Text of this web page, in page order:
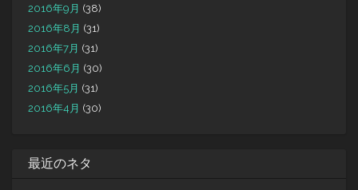
2016年9月 (38)
2016年8月 (31)
2016年7月 (31)
2016年6月 (30)
2016年5月 (31)
2016年4月 (30)
最近のネタ